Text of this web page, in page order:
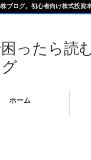
ったら読
ホーム
株ブログ。初心者向け株式投